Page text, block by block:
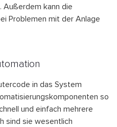
Außerdem kann die
Problemen mit der Anlage
in das System
so
und einfach mehrere
sind sie wesentlich